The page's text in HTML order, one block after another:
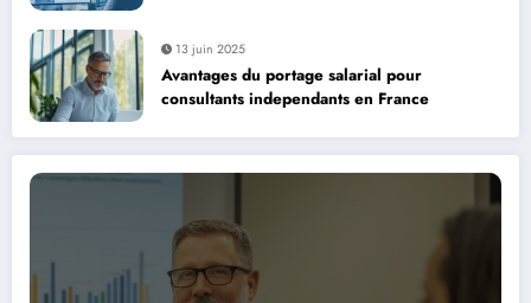
13 juin 2025
Avantages du portage salarial pour
consultants independants en France